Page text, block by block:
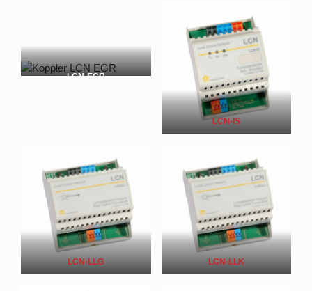
LCN-EGR
LCN-IS
LCN-LLG LCN-LLK